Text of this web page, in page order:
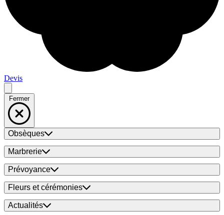
Devis
Fermer
Obsèques
Marbrerie
Prévoyance
Fleurs et cérémonies
Actualités